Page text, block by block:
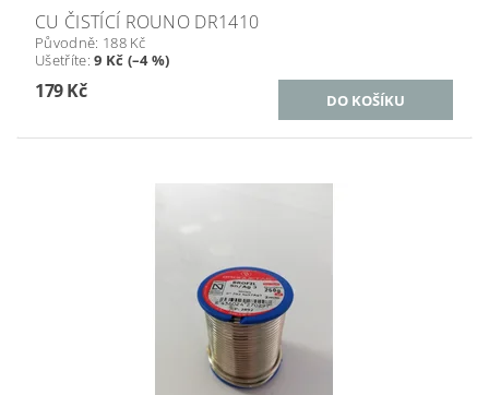
CU ČISTÍCÍ ROUNO DR1410
Původně: 188 Kč
Ušetříte:9 Kč (–4 %)
179 Kč